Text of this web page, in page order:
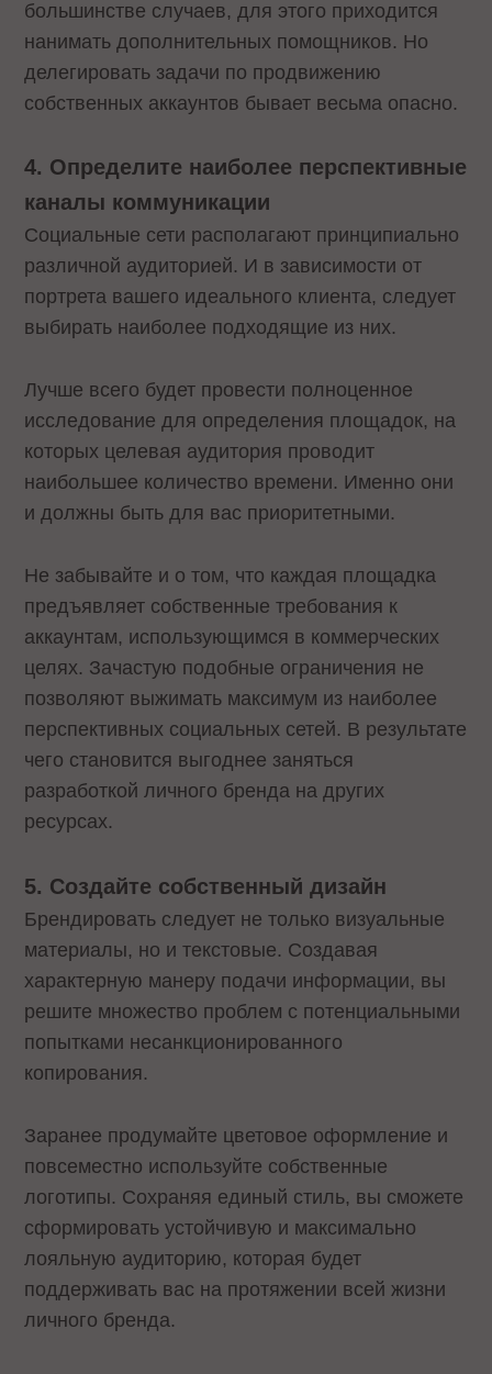
большинстве случаев, для этого приходится
нанимать дополнительных помощников. Но
делегировать задачи по продвижению
собственных аккаунтов бывает весьма опасно.
4. Определите наиболее перспективные
каналы коммуникации
Социальные сети располагают принципиально
различной аудиторией. И в зависимости от
портрета вашего идеального клиента, следует
выбирать наиболее подходящие из них.
Лучше всего будет провести полноценное
исследование для определения площадок, на
которых целевая аудитория проводит
наибольшее количество времени. Именно они
и должны быть для вас приоритетными.
Не забывайте и о том, что каждая площадка
предъявляет собственные требования к
аккаунтам, использующимся в коммерческих
целях. Зачастую подобные ограничения не
позволяют выжимать максимум из наиболее
перспективных социальных сетей. В результате
чего становится выгоднее заняться
разработкой личного бренда на других
ресурсах.
5. Создайте собственный дизайн
Брендировать следует не только визуальные
материалы, но и текстовые. Создавая
характерную манеру подачи информации, вы
решите множество проблем с потенциальными
попытками несанкционированного
копирования.
Заранее продумайте цветовое оформление и
повсеместно используйте собственные
логотипы. Сохраняя единый стиль, вы сможете
сформировать устойчивую и максимально
лояльную аудиторию, которая будет
поддерживать вас на протяжении всей жизни
личного бренда.